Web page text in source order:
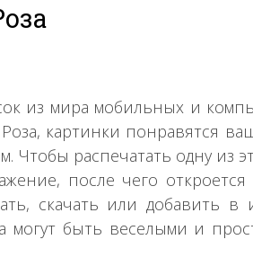
из мира мобильных и
картинки понравятся
Чтобы распечатать одну из
после чего
скачать или добавить в
могут быть веселыми и